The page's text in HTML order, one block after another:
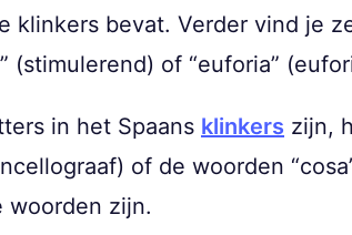
klinkers bevat. Verder vind je
(stimulerend) of “euforia”
in het Spaans klinkers zijn,
of de woorden
woorden zijn.